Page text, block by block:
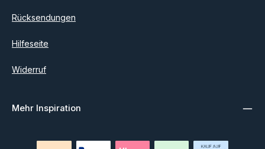
Rücksendungen
Hilfeseite
Widerruf
Mehr Inspiration